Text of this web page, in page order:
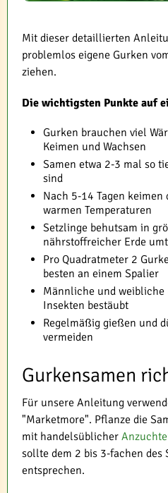
Mit dieser detaillierten
problemlos eigene Gurken
ziehen.
Die wichtigsten Punkte auf
Gurken brauchen viel
Keimen und Wachsen
Samen etwa 2-3 mal so
sind
Nach 5-14 Tagen
warmen Temperaturen
Setzlinge behutsam in
nährstoffreicher Erde
Pro Quadratmeter 2
besten an einem Spalier
Männliche und weibliche
Insekten bestäubt
Regelmäßig gießen und
vermeiden
Gurkensamen
Für unsere Anleitung
"Marketmore". Pflanze die
mit handelsüblicher
sollte dem 2 bis 3-fachen des
entsprechen.